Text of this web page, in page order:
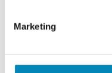
Marketing